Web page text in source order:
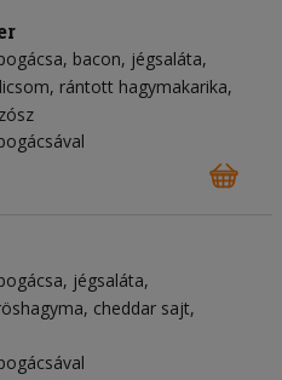
bacon jégsaláta
rántott hagymakarika
jégsaláta
cheddar sajt